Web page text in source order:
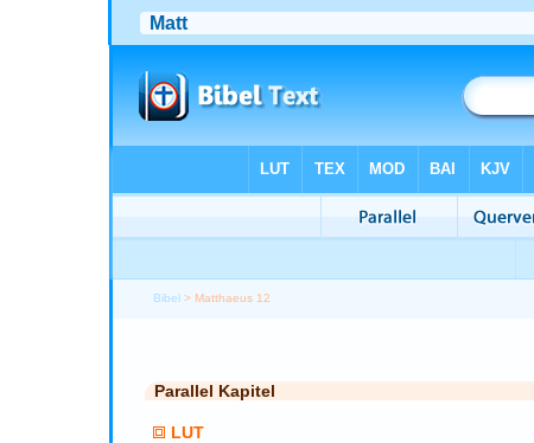
Bibel > Matthaeus 12
Parallel Kapitel
LUT